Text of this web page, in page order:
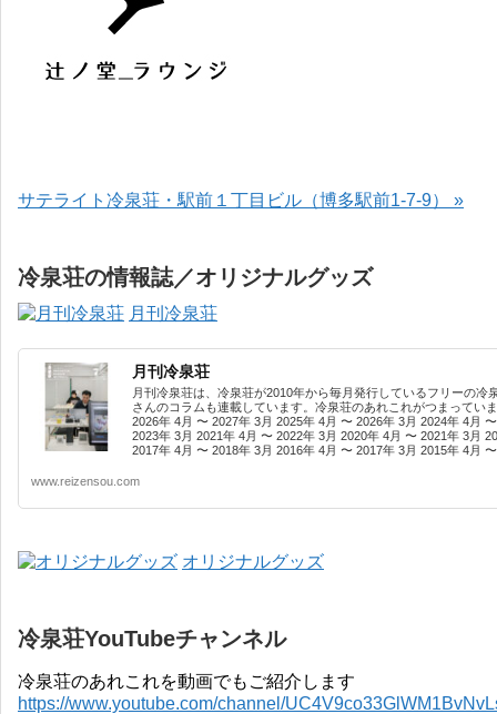
サテライト冷泉荘・駅前１丁目ビル（博多駅前1-7-9） »
冷泉荘の情報誌／オリジナルグッズ
月刊冷泉荘
月刊冷泉荘
月刊冷泉荘は、冷泉荘が2010年から毎月発行しているフリーの
さんのコラムも連載しています。冷泉荘のあれこれがつまってい
2026年 4月 〜 2027年 3月 2025年 4月 〜 2026年 3月 2024年 4月
2023年 3月 2021年 4月 〜 2022年 3月 2020年 4月 〜 2021年 3月
2017年 4月 〜 2018年 3月 2016年 4月 〜 2017年 3月 2015年 4月
www.reizensou.com
オリジナルグッズ
冷泉荘YouTubeチャンネル
冷泉荘のあれこれを動画でもご紹介します
https://www.youtube.com/channel/